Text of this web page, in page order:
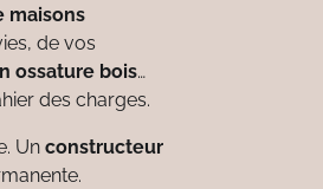
maisons
de vos
ossature bois…
des charges.
Un constructeur